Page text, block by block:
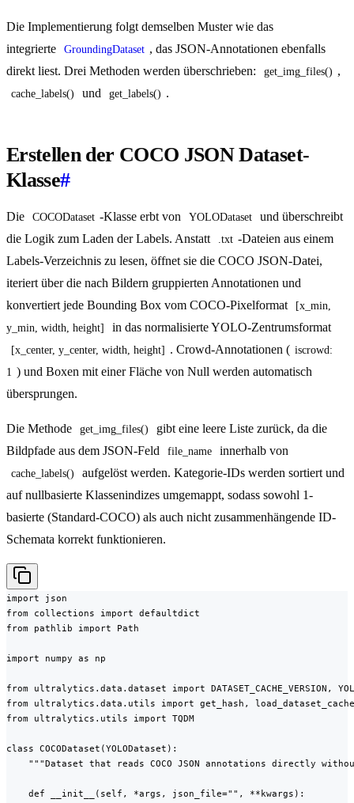
Die Implementierung folgt demselben Muster wie das
integrierte
GroundingDataset , das JSON-Annotationen ebenfalls
direkt liest. Drei Methoden werden überschrieben:
get_img_files() ,
cache_labels() und get_labels() .
Erstellen der COCO JSON Dataset-
Klasse#
Die COCODataset -Klasse erbt von YOLODataset
und überschreibt
die Logik zum Laden der Labels. Anstatt
.txt -Dateien aus einem
Labels-Verzeichnis zu lesen, öffnet sie die COCO JSON-Datei,
iteriert über die nach Bildern gruppierten Annotationen und
konvertiert jede Bounding Box vom COCO-Pixelformat
[x_min,
y_min, width, height]
in das normalisierte YOLO-Zentrumsformat
[x_center, y_center, width, height] . Crowd-Annotationen ( iscrowd:
1 ) und Boxen mit einer Fläche von Null werden automatisch
übersprungen.
Die Methode get_img_files()
gibt eine leere Liste zurück, da die
Bildpfade aus dem JSON-Feld
file_name innerhalb von
cache_labels()
aufgelöst werden. Kategorie-IDs werden sortiert und
auf nullbasierte Klassenindizes umgemappt, sodass sowohl 1-
basierte (Standard-COCO) als auch nicht zusammenhängende ID-
Schemata korrekt funktionieren.
import json
from collections import defaultdict
from pathlib import Path
import numpy as np
from ultralytics.data.dataset import DATASET_CACHE_VERSION,
from ultralytics.data.utils import get_hash,
from ultralytics.utils import TQDM
class COCODataset(YOLODataset):
"""Dataset that reads COCO JSON annotations directly
    def __init__(self, *args, json_file="", **kwargs):